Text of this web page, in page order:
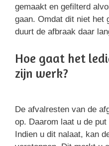
gemaakt en gefilterd
gaan. Omdat dit niet het
duurt de afbraak daar
Hoe gaat het
zijn werk?
De afvalresten van de
op. Daarom laat u de
Indien u dit nalaat, kan